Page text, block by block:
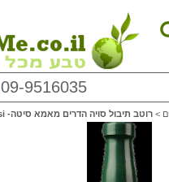
נגישות
המרכזי
09-9516035
> רוטב תיבול סויה הדרים מאמא סיטה- toyo kalamansi